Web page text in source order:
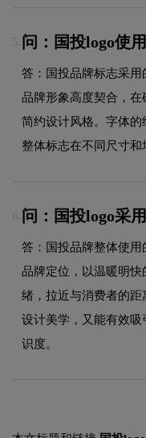
5. 问：国投logo使
答：国投品牌标志采
品牌形象高度契合，
简约设计风格。字体
整体标志在不同尺寸和
6. 问：国投logo采
答：国投品牌整体使
品牌定位，以温暖明
绪，拉近与消费者的
设计美学，又能有效
识度。